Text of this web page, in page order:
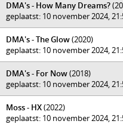
DMA's - How Many Dreams?
geplaatst: 10 november 2024,
DMA's - The Glow(2020)
geplaatst: 10 november 2024,
DMA's - For Now(2018)
geplaatst: 10 november 2024,
Moss - HX(2022)
geplaatst: 10 november 2024,